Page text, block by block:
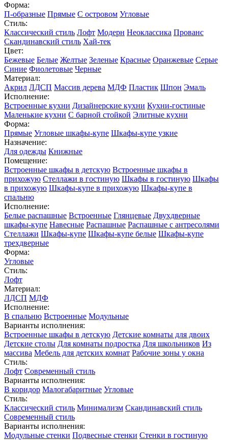
Форма:
П-образные Прямые С островом Угловые
Стиль:
Классический стиль Лофт Модерн Неоклассика Прованс
Скандинавский стиль Хай-тек
Цвет:
Бежевые Белые Желтые Зеленые Красные Оранжевые Серые
Синие Фиолетовые Черные
Материал:
Акрил ЛДСП Массив дерева МДФ Пластик Шпон Эмаль
Исполнение:
Встроенные кухни Дизайнерские кухни Кухни-гостиные
Маленькие кухни С барной стойкой Элитные кухни
Форма:
Прямые Угловые шкафы-купе Шкафы-купе узкие
Назначение:
Для одежды Книжные
Помещение:
Встроенные шкафы в детскую Встроенные шкафы в
прихожую Стеллажи в гостиную Шкафы в гостиную Шкафы
в прихожую Шкафы-купе в прихожую Шкафы-купе в
спальню
Исполнение:
Белые распашные Встроенные Глянцевые Двухдверные
шкафы-купе Навесные Распашные Распашные с антресолями
Стеллажи Шкафы-купе Шкафы-купе белые Шкафы-купе
трехдверные
Форма:
Угловые
Стиль:
Лофт
Материал:
ЛДСП МДФ
Исполнение:
В спальню Встроенные Модульные
Варианты исполнения:
Встроенные шкафы в детскую Детские комнаты для двоих
Детские столы Для комнаты подростка Для школьников Из
массива Мебель для детских комнат Рабочие зоны у окна
Стиль:
Лофт Современный стиль
Варианты исполнения:
В коридор Малогабаритные Угловые
Стиль:
Классический стиль Минимализм Скандинавский стиль
Современный стиль
Варианты исполнения:
Модульные стенки Подвесные стенки Стенки в гостиную